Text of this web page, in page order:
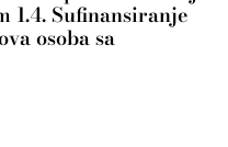
1.4. Sufinansiranje
osoba sa